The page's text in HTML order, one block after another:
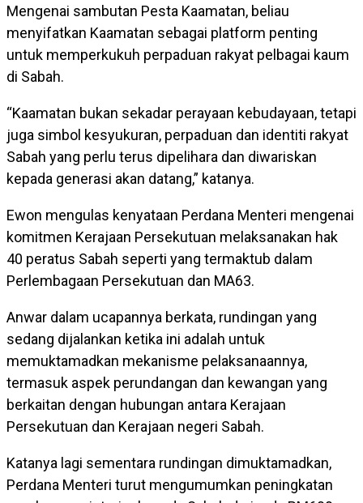
Mengenai sambutan Pesta Kaamatan, beliau
menyifatkan Kaamatan sebagai platform penting
untuk memperkukuh perpaduan rakyat pelbagai kaum
di Sabah.
“Kaamatan bukan sekadar perayaan kebudayaan, tetapi
juga simbol kesyukuran, perpaduan dan identiti rakyat
Sabah yang perlu terus dipelihara dan diwariskan
kepada generasi akan datang,” katanya.
Ewon mengulas kenyataan Perdana Menteri mengenai
komitmen Kerajaan Persekutuan melaksanakan hak
40 peratus Sabah seperti yang termaktub dalam
Perlembagaan Persekutuan dan MA63.
Anwar dalam ucapannya berkata, rundingan yang
sedang dijalankan ketika ini adalah untuk
memuktamadkan mekanisme pelaksanaannya,
termasuk aspek perundangan dan kewangan yang
berkaitan dengan hubungan antara Kerajaan
Persekutuan dan Kerajaan negeri Sabah.
Katanya lagi sementara rundingan dimuktamadkan,
Perdana Menteri turut mengumumkan peningkatan